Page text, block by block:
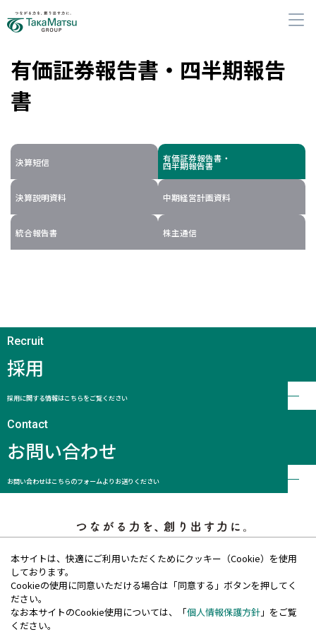
グループの事業
株主・投資家の皆さまへ
ENGLISH
有価証券報告書・四半期報告
書
決算短信 有価証券報告書・
四半期報告書
決算説明資料 中期経営計画資料
統合報告書 株主通信
採用
採用に関する情報はこちらをご覧ください
お問い合わせ
お問い合わせはこちらのフォームよりお送りください
個人情報保護方針
本サイトは、快適にご利用いただくためにクッキー（Cookie）を使用
しております。
Cookieの使用に同意いただける場合は「同意する」ボタンを押してく
ださい。
なお本サイトのCookie使用については、「個人情報保護方針 」をご覧
ください。